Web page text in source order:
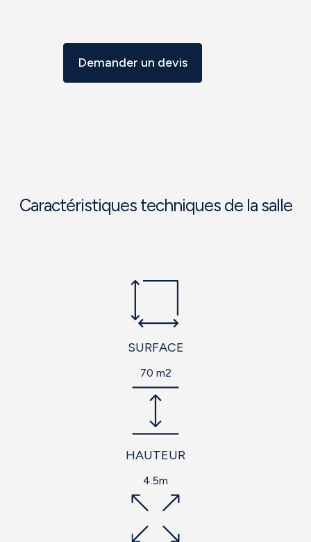
Demander un devis
Caractéristiques techniques de la salle
SURFACE
70 m2
HAUTEUR
4.5m